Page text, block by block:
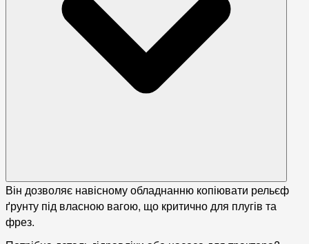
Він дозволяє навісному обладнанню копіювати рельєф
ґрунту під власною вагою, що критично для плугів та
фрез.